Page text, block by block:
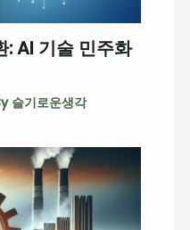
AI 기술 민주화
슬기로운생각